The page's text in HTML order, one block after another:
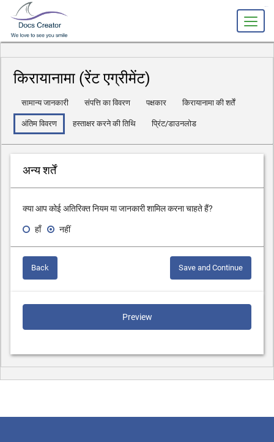
किरायानामा (रेंट एग्रीमेंट)
सामान्य जानकारी संपत्ति का विवरण पक्षकार किरायानामा की शर्तें
अंतिम विवरण हस्ताक्षर करने की तिथि प्रिंट/डाउनलोड
अन्य शर्तें
क्या आप कोई अतिरिक्त नियम या जानकारी शामिल करना चाहते हैं?
हाँ नहीं
Back Save and Continue
Preview